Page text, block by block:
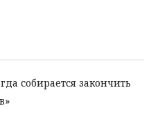
собирается закончить